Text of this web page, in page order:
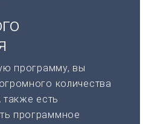
программу, вы
количества
также есть
программное